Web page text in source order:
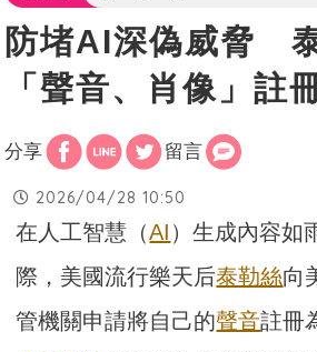
防堵AI深偽威脅
「聲音、肖像」註
分享 留言
2026/04/28 10:50
在人工智慧（AI ）生成內容如
際，美國流行樂天后泰勒絲向
管機關申請將自己的聲音註冊